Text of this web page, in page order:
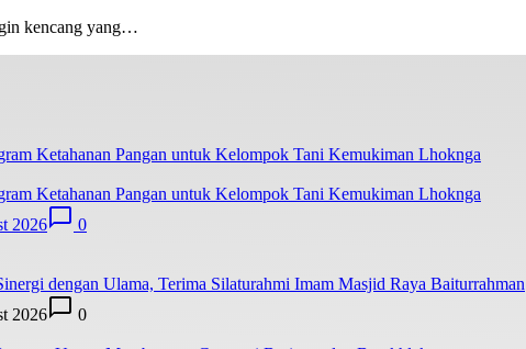
kencang yang…
Ketahanan Pangan untuk Kelompok Tani Kemukiman Lhoknga
2026 0
dengan Ulama, Terima Silaturahmi Imam Masjid Raya Baiturrahman
2026
0